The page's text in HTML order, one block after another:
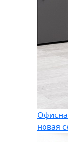
новая